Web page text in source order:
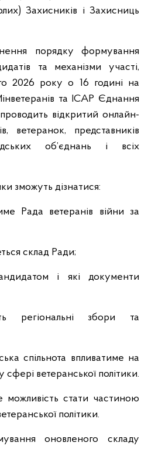
Захисників і Захисниць
порядку формування
та механізми участі,
2026 року о 16 годині на
та ІСАР Єднання
відкритий онлайн-
ветеранок, представників
об’єднань і всіх
зможуть дізнатися:
Рада ветеранів війни за
склад Ради;
і які документи
регіональні збори та
спільнота впливатиме на
ветеранської політики.
можливість стати частиною
політики.
оновленого складу